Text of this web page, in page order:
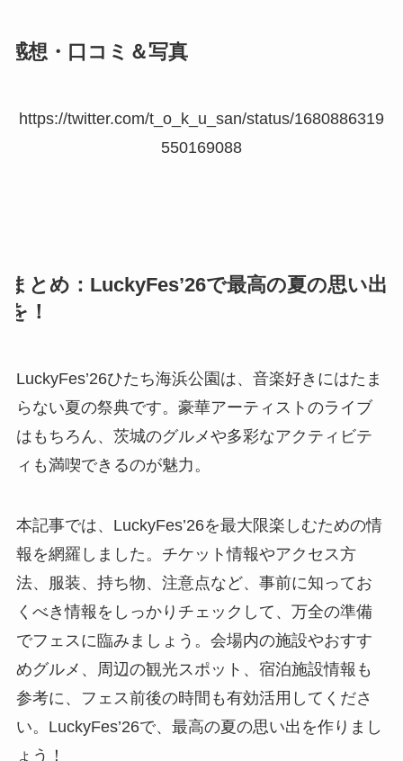
感想・口コミ＆写真
https://twitter.com/t_o_k_u_san/status/1680886319
550169088
まとめ：LuckyFes’26で最高の夏の思い出
を！
LuckyFes’26ひたち海浜公園は、音楽好きにはたま
らない夏の祭典です。豪華アーティストのライブ
はもちろん、茨城のグルメや多彩なアクティビテ
ィも満喫できるのが魅力。
本記事では、LuckyFes’26を最大限楽しむための情
報を網羅しました。チケット情報やアクセス方
法、服装、持ち物、注意点など、事前に知ってお
くべき情報をしっかりチェックして、万全の準備
でフェスに臨みましょう。会場内の施設やおすす
めグルメ、周辺の観光スポット、宿泊施設情報も
参考に、フェス前後の時間も有効活用してくださ
い。LuckyFes’26で、最高の夏の思い出を作りまし
ょう！